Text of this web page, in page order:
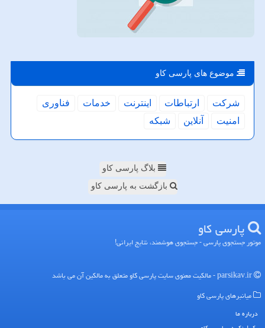
موضوع های پارسی كاو
شركت ارتباطات اینترنت خدمات
فناوری
امنیت
آنلاین شبكه
بلاگ پارسی کاو
بازگشت به پارسی کاو
پارسی كاو
موتور جستجوی پارسی - جستجوی هوشمند، نتایج ایرانی!
میانبرهای پارسی كاو
درباره ما